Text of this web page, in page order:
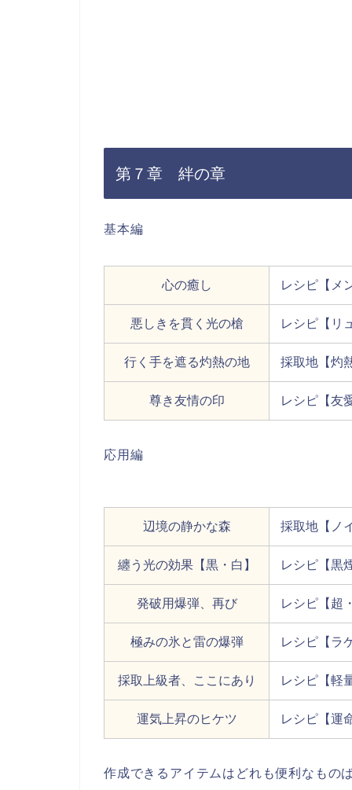
第７章 絆の章
基本編
心の癒し レシピ【メ
悪しきを貫く光の槍 レシピ【リ
行く手を遮る灼熱の地 採取地【灼
尊き友情の印 レシピ【友
応用編
辺境の静かな森 採取地【ノ
纏う光の効果【黒・白】 レシピ【黒
発破用爆弾、再び レシピ【超
極みの氷と雷の爆弾 レシピ【ラ
採取上級者、ここにあり レシピ【軽
運気上昇のヒケツ レシピ【運
作成できるアイテムはどれも便利なもの